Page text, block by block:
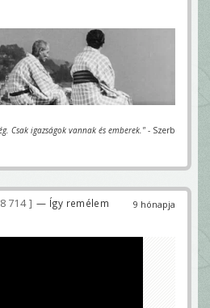
Csak igazságok vannak és emberek." - Szerb
9 hónapja
714
— Így remélem